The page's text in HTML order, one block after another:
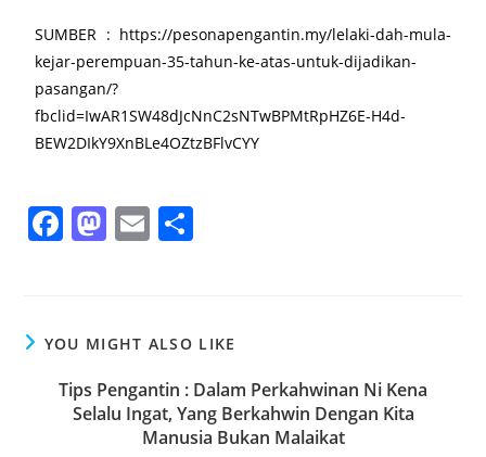
SUMBER : https://pesonapengantin.my/lelaki-dah-mula-
kejar-perempuan-35-tahun-ke-atas-untuk-dijadikan-
pasangan/?
fbclid=IwAR1SW48dJcNnC2sNTwBPMtRpHZ6E-H4d-
BEW2DIkY9XnBLe4OZtzBFlvCYY
F
e
b
o
o
M
o
d
o
n
E
l e
YOU MIGHT ALSO LIKE
Tips Pengantin : Dalam Perkahwinan Ni Kena
Selalu Ingat, Yang Berkahwin Dengan Kita
Manusia Bukan Malaikat